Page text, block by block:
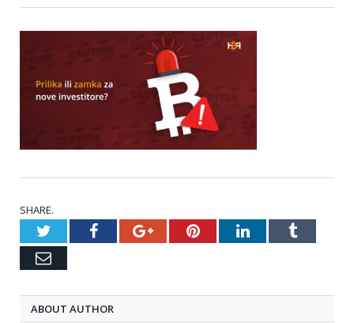
SHARE.
TwitterFacebookGoogle+PinterestLinkedInTumblr
Email
ABOUT AUTHOR